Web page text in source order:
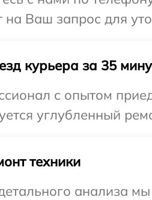
на Ваш запрос для
курьера за 35
с опытом
углубленный
техники
анализа